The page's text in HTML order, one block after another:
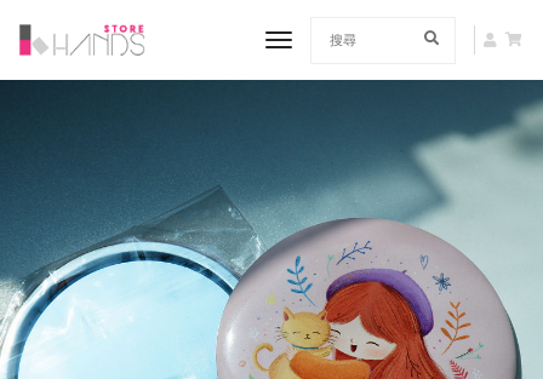
toggle navigation